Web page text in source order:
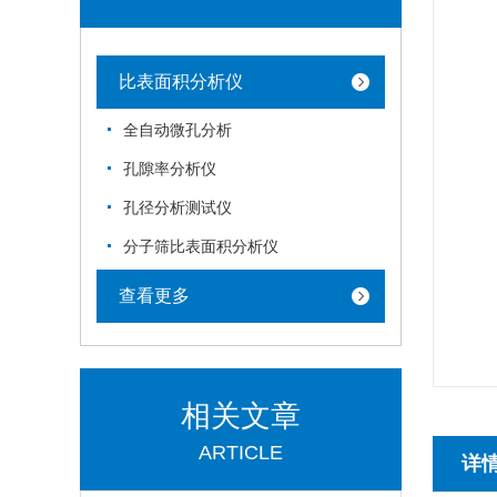
比表面积分析仪
全自动微孔分析
孔隙率分析仪
孔径分析测试仪
分子筛比表面积分析仪
查看更多
相关文章
ARTICLE 详